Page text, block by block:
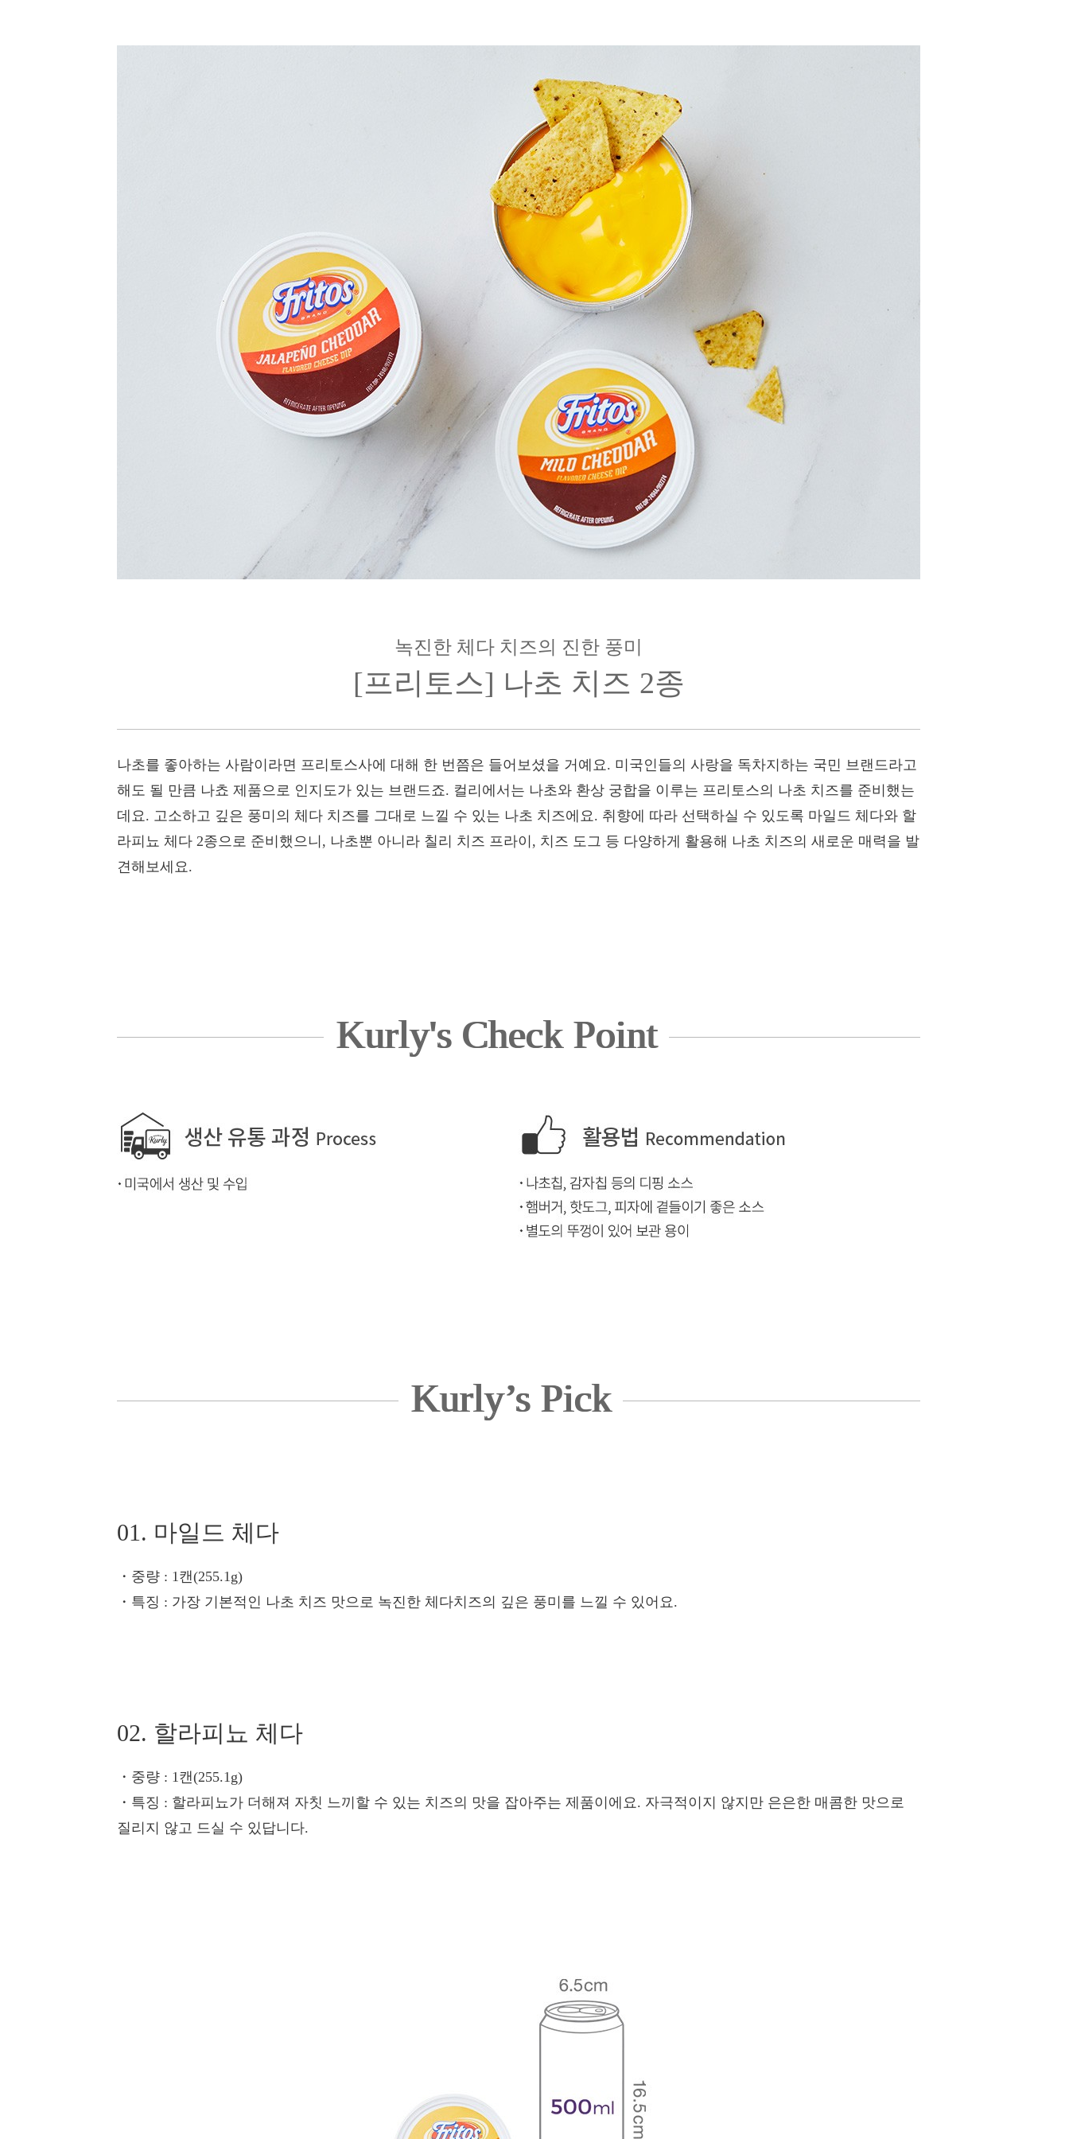
녹진한 체다 치즈의 진한 풍미
[프리토스] 나초 치즈 2종
나초를 좋아하는 사람이라면 프리토스사에 대해 한 번쯤은 들어보셨을 거예요. 미국인들의 사랑을 독차지하는 국민 브랜드라고
해도 될 만큼 나쵸 제품으로 인지도가 있는 브랜드죠. 컬리에서는 나초와 환상 궁합을 이루는 프리토스의 나초 치즈를 준비했는
데요. 고소하고 깊은 풍미의 체다 치즈를 그대로 느낄 수 있는 나초 치즈에요. 취향에 따라 선택하실 수 있도록 마일드 체다와 할
라피뇨 체다 2종으로 준비했으니, 나초뿐 아니라 칠리 치즈 프라이, 치즈 도그 등 다양하게 활용해 나초 치즈의 새로운 매력을 발
견해보세요.
Kurly's Check Point
Kurly’s Pick
01. 마일드 체다
・중량 : 1캔(255.1g)
・특징 : 가장 기본적인 나초 치즈 맛으로 녹진한 체다치즈의 깊은 풍미를 느낄 수 있어요.
02. 할라피뇨 체다
・중량 : 1캔(255.1g)
・특징 : 할라피뇨가 더해져 자칫 느끼할 수 있는 치즈의 맛을 잡아주는 제품이에요. 자극적이지 않지만 은은한 매콤한 맛으로
질리지 않고 드실 수 있답니다.